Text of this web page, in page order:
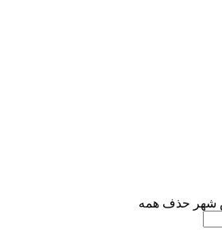
شهر حذف همه